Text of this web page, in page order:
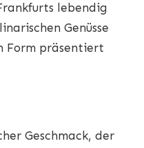
lebendig
Genüsse
Form präsentiert
Geschmack, der